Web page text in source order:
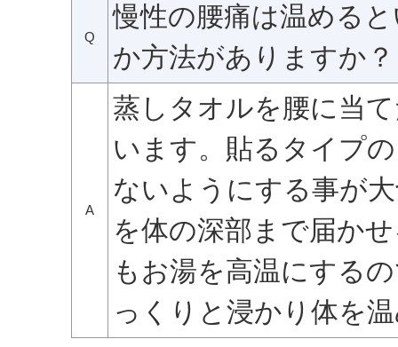
Q
慢性の腰痛は温める
か方法がありますか？
A
蒸しタオルを腰に当
います。貼るタイプ
ないようにする事が
を体の深部まで届か
もお湯を高温にする
っくりと浸かり体を